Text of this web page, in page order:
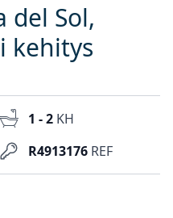
del Sol,
kehitys
R4913176 REF
1 - 2 KH